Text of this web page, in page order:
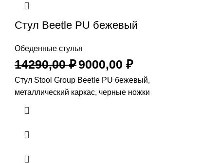
Стул Beetle PU бежевый
Обеденные стулья
14290,00₽9000,00 ₽
Стул Stool Group Beetle PU бежевый,
металлический каркас, черные ножки